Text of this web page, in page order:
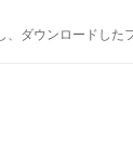
ダウンロードした